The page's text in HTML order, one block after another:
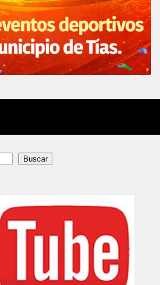
Buscar